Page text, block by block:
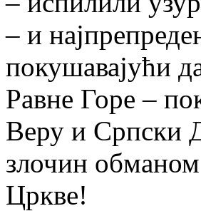
– и
покушавајући
Равне Горе –
Веру и Српски
злочин
Цркве!